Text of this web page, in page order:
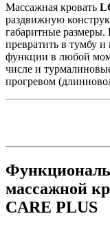
Массажная кровать
раздвижную
габаритные размеры.
превратить в тумбу
функции в любой
числе и
прогревом
массажной
CARE PLUS